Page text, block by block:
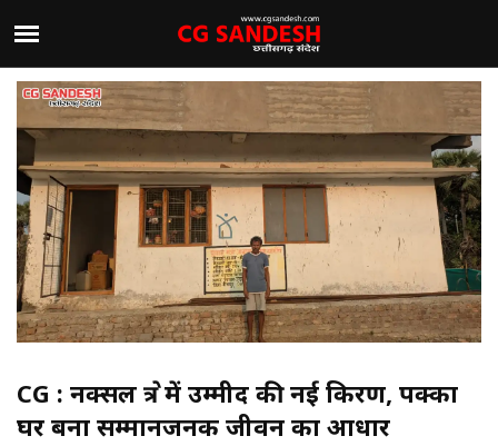
CG : नक्सल क्षेत्र में उम्मीद की नई किरण, पक्का
घर बना सम्मानजनक जीवन का आधार